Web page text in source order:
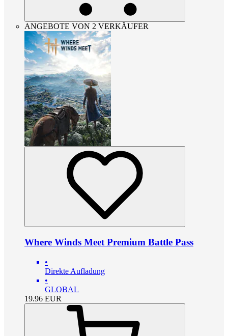
ANGEBOTE VON 2 VERKÄUFER
Where Winds Meet Premium Battle Pass
•
Direkte Aufladung
•
GLOBAL
19.96 EUR